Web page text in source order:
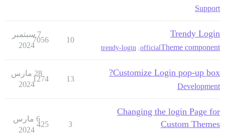
Support
Trendy Login
Theme component
official
trendy-login
10
7056
7 سبتمبر
2024
Customize Login pop-up box?
Development
13
1274
28 مارس
2024
Changing the login Page for
Custom Themes
3
425
6 مارس
2024